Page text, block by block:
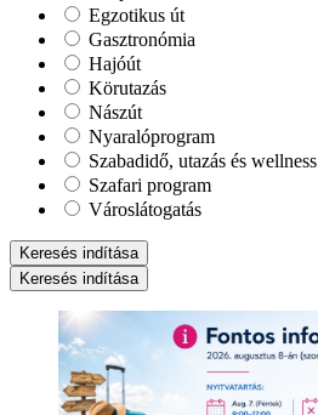
Egzotikus út
Gasztronómia
Hajóút
Körutazás
Nászút
Nyaralóprogram
Szabadidő, utazás és wellness
Szafari program
Városlátogatás
Keresés indítása
Keresés indítása